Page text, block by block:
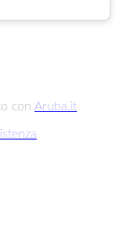
con Aruba.it